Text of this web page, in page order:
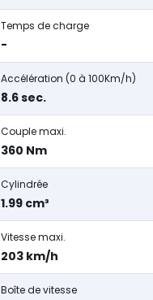
Temps de charge
-
Accélération (0 à 100Km/h)
8.6 sec.
Couple maxi.
360 Nm
Cylindrée
1.99 cm³
Vitesse maxi.
203 km/h
Boîte de vitesse